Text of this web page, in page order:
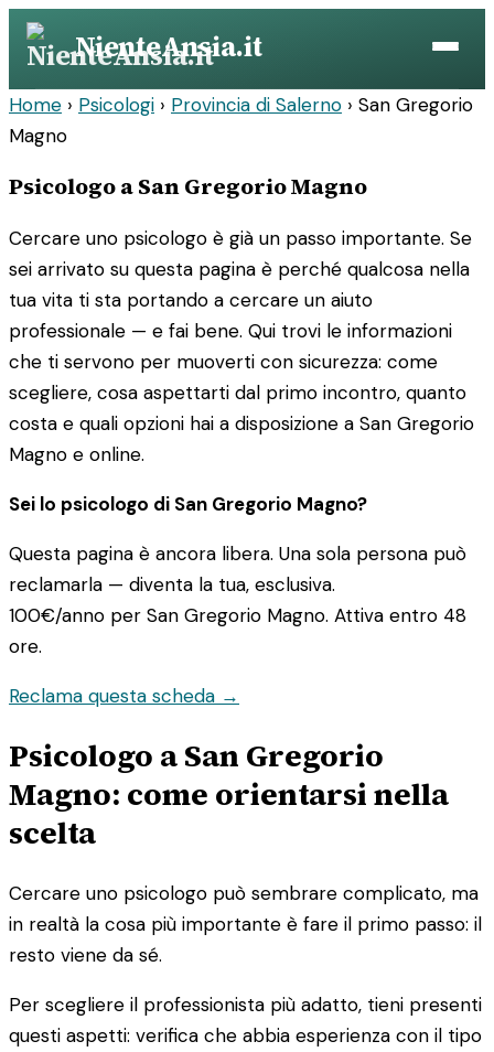
Vai
contenuto
NienteAnsia.it
Home › Psicologi › Provincia di Salerno › San Gregorio
Magno
Psicologo a San Gregorio Magno
Cercare uno psicologo è già un passo importante. Se
sei arrivato su questa pagina è perché qualcosa nella
tua vita ti sta portando a cercare un aiuto
professionale — e fai bene. Qui trovi le informazioni
che ti servono per muoverti con sicurezza: come
scegliere, cosa aspettarti dal primo incontro, quanto
costa e quali opzioni hai a disposizione a San Gregorio
Magno e online.
Sei lo psicologo di San Gregorio Magno?
Questa pagina è ancora libera. Una sola persona può
reclamarla — diventa la tua, esclusiva.
100€/anno per San Gregorio Magno. Attiva entro 48
ore.
Reclama questa scheda →
Psicologo a San Gregorio
Magno: come orientarsi nella
scelta
Cercare uno psicologo può sembrare complicato, ma
in realtà la cosa più importante è fare il primo passo: il
resto viene da sé.
Per scegliere il professionista più adatto, tieni presenti
questi aspetti: verifica che abbia esperienza con il tipo